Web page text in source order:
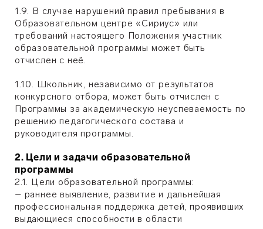
1.9. В случае нарушений правил пребывания в
Образовательном центре «Сириус» или
требований настоящего Положения участник
образовательной программы может быть
отчислен с неё.
1.10. Школьник, независимо от результатов
конкурсного отбора, может быть отчислен с
Программы за академическую неуспеваемость по
решению педагогического состава и
руководителя программы.
2. Цели и задачи образовательной
программы
2.1. Цели образовательной программы:
– раннее выявление, развитие и дальнейшая
профессиональная поддержка детей, проявивших
выдающиеся способности в области